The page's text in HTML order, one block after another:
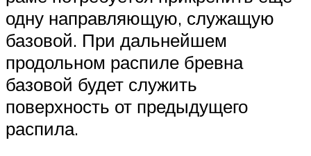
одну направляющую, служащую
базовой. При дальнейшем
продольном распиле бревна
базовой будет служить
поверхность от предыдущего
распила.